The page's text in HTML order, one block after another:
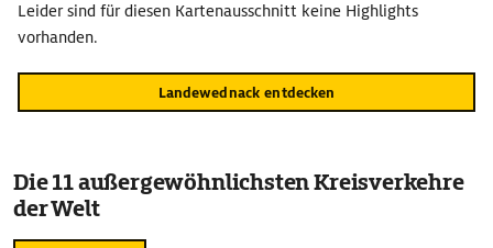
Leider sind für diesen Kartenausschnitt keine Highlights
vorhanden.
Landewednack entdecken
Die 11 außergewöhnlichsten Kreisverkehre
der Welt